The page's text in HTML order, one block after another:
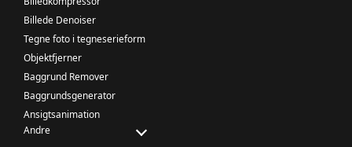
Billede Denoiser
Tegne foto i tegneserieform
Objektfjerner
Baggrund Remover
Baggrundsgenerator
Ansigtsanimation
Andre